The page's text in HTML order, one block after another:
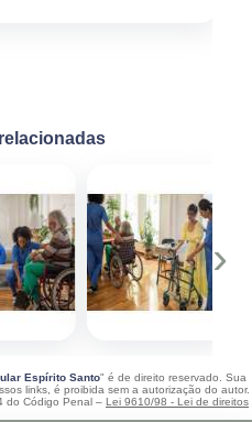
›
Espírito Santo" é de direito reservado. Sua
links, é proibida sem a autorização do autor.
do Código Penal – Lei 9610/98 - Lei de direitos